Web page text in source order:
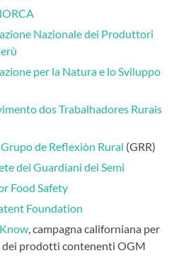
Nazionale dei Produttori
per la Natura e lo Sviluppo
dos Trabalhadores Rurais
Grupo de Reflexiòn Rural (GRR)
dei Guardiani dei Semi
Food Safety
Foundation
, campagna californiana per
dei prodotti contenenti OGM